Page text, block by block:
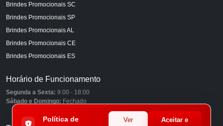
Brindes Promocionais SC
Brindes Promocionais SP
Brindes Promocionais AL
Brindes Promocionais CE
Brindes Promocionais ES
Horário de Funcionamento
Segunda a Sexta: 9:00 - 18:00
Sábado e Domingo: Fechado
Política de
Ver
Aceitar e